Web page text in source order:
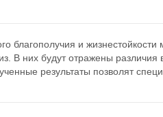
благополучия и
В них будут отражены различия
результаты позволят